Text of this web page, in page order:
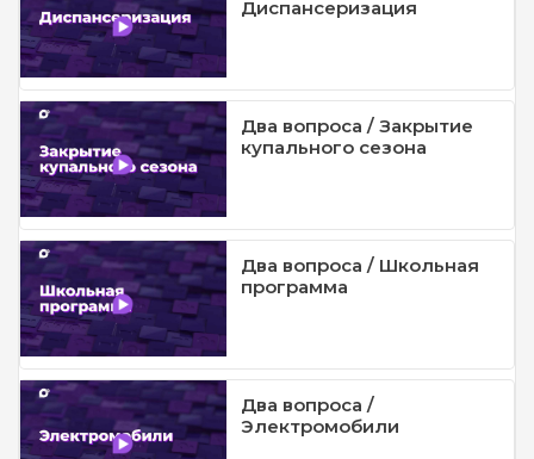
Диспансеризация
Два вопроса / Закрытие
купального сезона
Два вопроса / Школьная
программа
Два вопроса /
Электромобили